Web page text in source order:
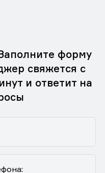
форму
свяжется с
и ответит на